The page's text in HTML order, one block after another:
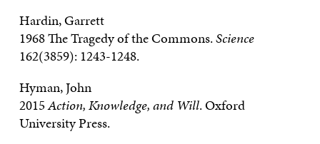
Hardin, Garrett
1968 The Tragedy of the Commons.Science
162(3859): 1243-1248.
Hyman, John
2015Action, Knowledge, and Will. Oxford
University Press.